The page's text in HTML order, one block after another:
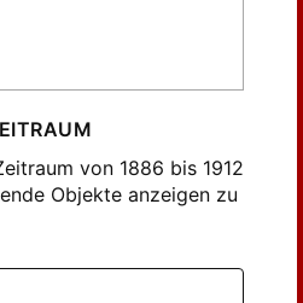
(20)
(15)
von 1886 bis 1912
Objekte anzeigen zu